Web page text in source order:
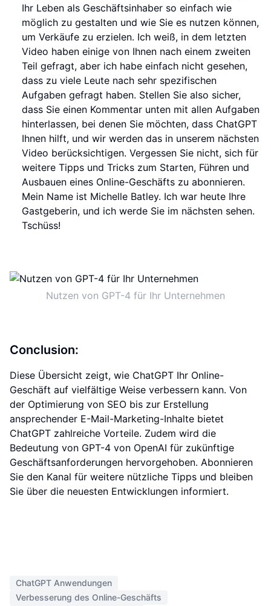
Ihr Leben als Geschäftsinhaber so einfach wie
möglich zu gestalten und wie Sie es nutzen können,
um Verkäufe zu erzielen. Ich weiß, in dem letzten
Video haben einige von Ihnen nach einem zweiten
Teil gefragt, aber ich habe einfach nicht gesehen,
dass zu viele Leute nach sehr spezifischen
Aufgaben gefragt haben. Stellen Sie also sicher,
dass Sie einen Kommentar unten mit allen Aufgaben
hinterlassen, bei denen Sie möchten, dass ChatGPT
Ihnen hilft, und wir werden das in unserem nächsten
Video berücksichtigen. Vergessen Sie nicht, sich für
weitere Tipps und Tricks zum Starten, Führen und
Ausbauen eines Online-Geschäfts zu abonnieren.
Mein Name ist Michelle Batley. Ich war heute Ihre
Gastgeberin, und ich werde Sie im nächsten sehen.
Tschüss!
Nutzen von GPT-4 für Ihr Unternehmen
Conclusion:
Diese Übersicht zeigt, wie ChatGPT Ihr Online-
Geschäft auf vielfältige Weise verbessern kann. Von
der Optimierung von SEO bis zur Erstellung
ansprechender E-Mail-Marketing-Inhalte bietet
ChatGPT zahlreiche Vorteile. Zudem wird die
Bedeutung von GPT-4 von OpenAI für zukünftige
Geschäftsanforderungen hervorgehoben. Abonnieren
Sie den Kanal für weitere nützliche Tipps und bleiben
Sie über die neuesten Entwicklungen informiert.
ChatGPT Anwendungen
Verbesserung des Online-Geschäfts